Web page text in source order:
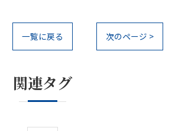
一覧に戻る 次のページ >
関連タグ